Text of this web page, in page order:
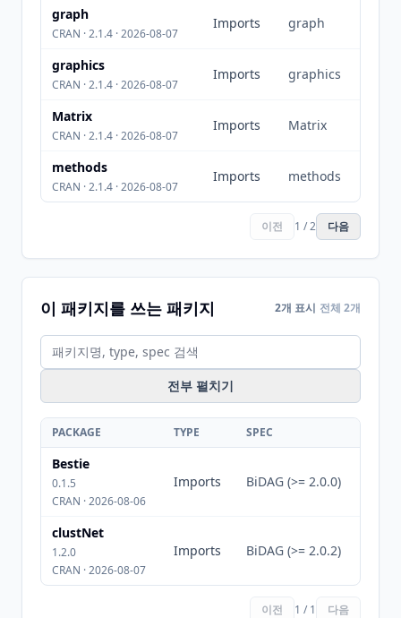
graph
CRAN · 2.1.4 · 2026-08-07
Imports graph
graphics
CRAN · 2.1.4 · 2026-08-07
Imports graphics
Matrix
CRAN · 2.1.4 · 2026-08-07
Imports Matrix
methods
CRAN · 2.1.4 · 2026-08-07
Imports methods
이전 1 / 2 다음
이 패키지를 쓰는 패키지 2개 표시 전체 2개
전부 펼치기
PACKAGE TYPE SPEC
Bestie
0.1.5
CRAN · 2026-08-06
Imports BiDAG (>= 2.0.0)
clustNet
1.2.0
CRAN · 2026-08-07
Imports BiDAG (>= 2.0.2)
이전 1 / 1 다음